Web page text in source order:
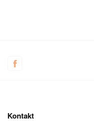
Kontakt